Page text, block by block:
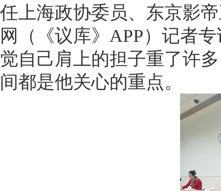
任上海政协委员、东京影
网（《议库》APP）记者
觉自己肩上的担子重了许
间都是他关心的重点。